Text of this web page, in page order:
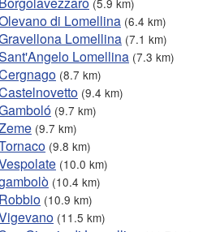
di Lomellina (6.4 km)
Lomellina (7.1 km)
Lomellina (7.3 km)
(8.7 km)
(9.4 km)
(9.7 km)
(9.7 km)
(9.8 km)
(10.0 km)
(10.4 km)
(10.9 km)
(11.5 km)